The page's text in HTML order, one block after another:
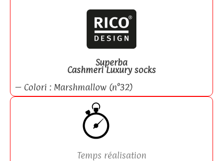
Superba
Cashmeri Luxury socks
– Colori : Marshmallow (n°32)
Temps réalisation